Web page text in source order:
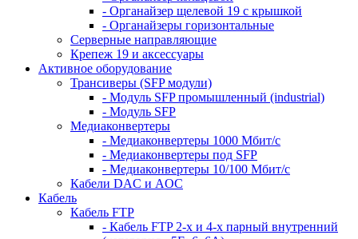
- Органайзер щелевой 19 с крышкой
- Органайзеры горизонтальные
Серверные направляющие
Крепеж 19 и аксессуары
Активное оборудование
Трансиверы (SFP модули)
- Модуль SFP промышленный (industrial)
- Модуль SFP
Медиаконвертеры
- Медиаконвертеры 1000 Мбит/с
- Медиаконвертеры под SFP
- Медиаконвертеры 10/100 Мбит/с
Кабели DAC и AOC
Кабель
Кабель FTP
- Кабель FTP 2-х и 4-х парный внутренний